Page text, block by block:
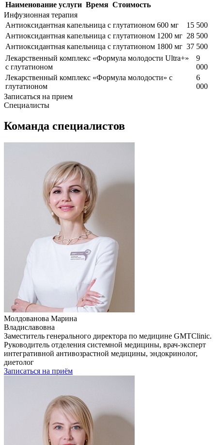
Наименование услуги Время Стоимость
Инфузионная терапия
Антиоксидантная капельница с глутатионом 600 мг
15 500
Антиоксидантная капельница с глутатионом 1200 мг 28 500
Антиоксидантная капельница с глутатионом 1800 мг 37 500
Лекарственный комплекс «Формула молодости Ultra+»
с глутатионом
9
000
Лекарственный комплекс «Формула молодости» с
глутатионом
6
000
Записаться на прием
Специалисты
Команда специалистов
Молдованова Марина
Владиславовна
Заместитель генерального директора по медицине GMTClinic.
Руководитель отделения системной медицины, врач-эксперт
интегративной антивозрастной медицины, эндокринолог,
диетолог
Записаться на приём